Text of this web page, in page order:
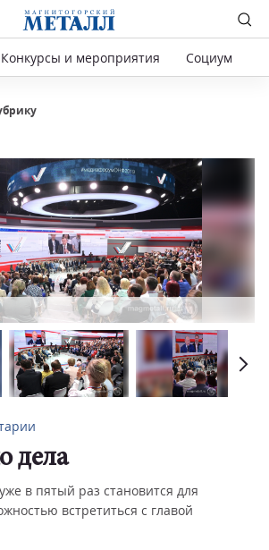
Конкурсы и мероприятия Социум
дела
в пятый раз становится для
встретиться с главой